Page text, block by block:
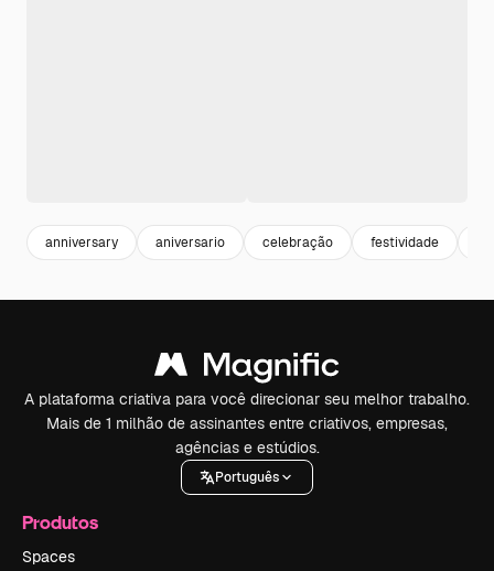
anniversary aniversario celebração festividade
A plataforma criativa para você direcionar seu melhor trabalho.
Mais de 1 milhão de assinantes entre criativos, empresas,
agências e estúdios.
Português
Produtos
Spaces